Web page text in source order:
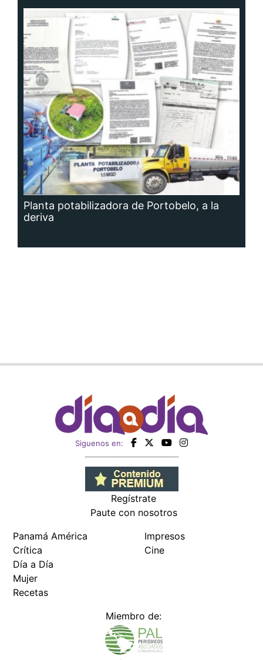
Planta potabilizadora de Portobelo, a la
deriva
Siguenos en:
Regístrate
Paute con nosotros
Panamá América
Crítica
Día a Día
Mujer
Recetas
Impresos
Cine
Miembro de: